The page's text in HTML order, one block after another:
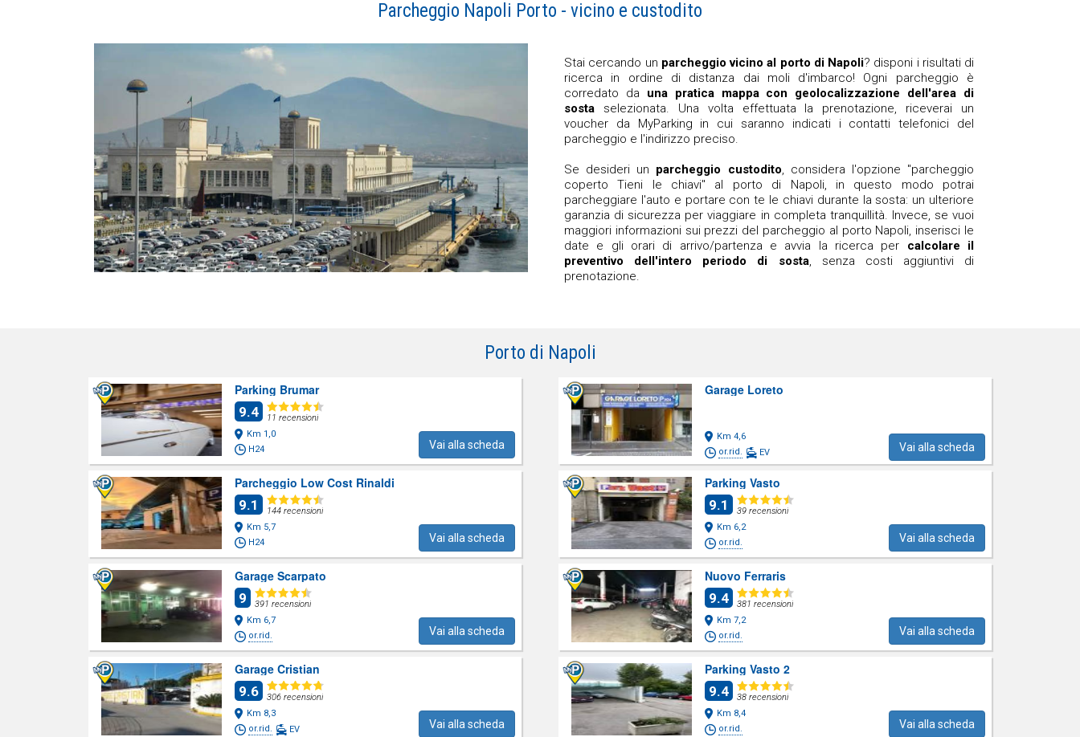
Parcheggio Napoli Porto - vicino e custodito
Stai cercando un parcheggio vicino al porto di Napoli? disponi i risultati di
ricerca in ordine di distanza dai moli d'imbarco! Ogni parcheggio è
corredato da una pratica mappa con geolocalizzazione dell'area di
sosta selezionata. Una volta effettuata la prenotazione, riceverai un
voucher da MyParking in cui saranno indicati i contatti telefonici del
parcheggio e l'indirizzo preciso.
Se desideri un parcheggio custodito, considera l'opzione "parcheggio
coperto Tieni le chiavi" al porto di Napoli, in questo modo potrai
parcheggiare l'auto e portare con te le chiavi durante la sosta: un ulteriore
garanzia di sicurezza per viaggiare in completa tranquillità. Invece, se vuoi
maggiori informazioni sui prezzi del parcheggio al porto Napoli, inserisci le
date e gli orari di arrivo/partenza e avvia la ricerca per calcolare il
preventivo dell'intero periodo di sosta, senza costi aggiuntivi di
prenotazione.
Porto di Napoli
Parking Brumar
9.4
11 recensioni
Km 1,0
H24
Vai alla scheda
Garage Loreto
Km 4,6
or.rid.
EV Vai alla scheda
Parcheggio Low Cost Rinaldi
9.1
144 recensioni
Km 5,7
H24
Vai alla scheda
Parking Vasto
9.1
39 recensioni
Km 6,2
or.rid.
Vai alla scheda
Garage Scarpato
9
391 recensioni
Km 6,7
or.rid.
Vai alla scheda
Nuovo Ferraris
9.4
381 recensioni
Km 7,2
or.rid.
Vai alla scheda
Garage Cristian
9.6
306 recensioni
Km 8,3
or.rid.
EV Vai alla scheda
Parking Vasto 2
9.4
38 recensioni
Km 8,4
or.rid.
Vai alla scheda